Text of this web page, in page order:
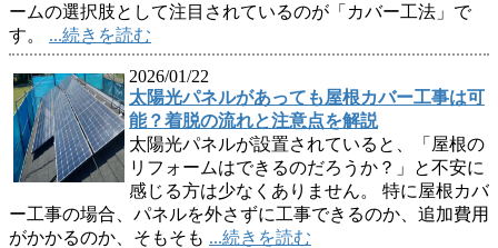
ームの選択肢として注目されているのが「カバー工法」で
す。 ...続きを読む
2026/01/22
太陽光パネルがあっても屋根カバー工事は可
能？着脱の流れと注意点を解説
太陽光パネルが設置されていると、「屋根の
リフォームはできるのだろうか？」と不安に
感じる方は少なくありません。 特に屋根カバ
ー工事の場合、パネルを外さずに工事できるのか、追加費用
がかかるのか、そもそも ...続きを読む